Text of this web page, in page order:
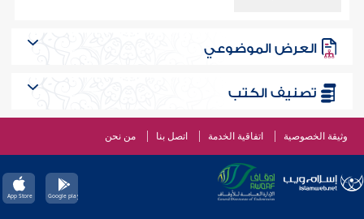
العرض الموضوعي
تصنيف الكتب
وثيقة الخصوصية اتفاقية الخدمة اتصل بنا من نحن